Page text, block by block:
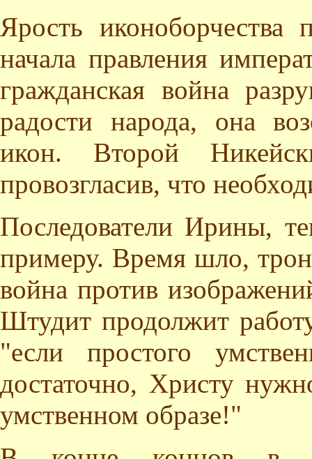
Ярость иконоборчества
начала правления
гражданская война
радости народа, она
икон. Второй
провозгласив, что
Последователи Ирины,
примеру. Время шло,
война против
Штудит продолжит
"если простого
достаточно, Христу
умственном образе!"